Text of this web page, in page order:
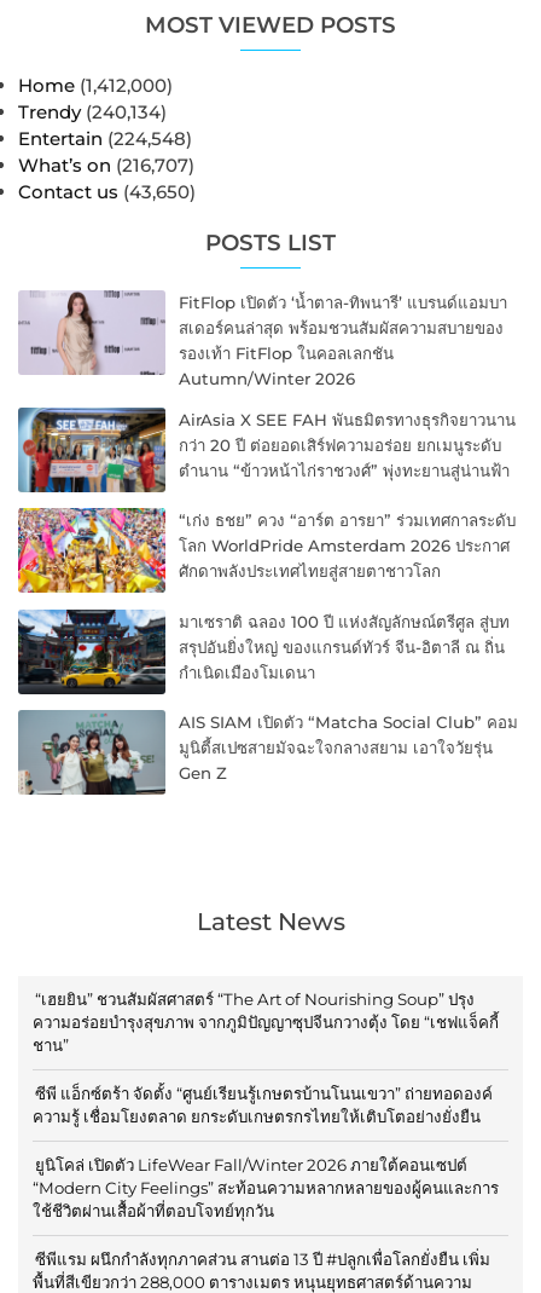
MOST VIEWED POSTS
Home (1,412,000)
Trendy (240,134)
Entertain (224,548)
What’s on (216,707)
Contact us (43,650)
POSTS LIST
FitFlop เปิดตัว ‘น้ำตาล-ทิพนารี’ แบรนด์แอมบา
สเดอร์คนล่าสุด พร้อมชวนสัมผัสความสบายของ
รองเท้า FitFlop ในคอลเลกชัน
Autumn/Winter 2026
AirAsia X SEE FAH พันธมิตรทางธุรกิจยาวนาน
กว่า 20 ปี ต่อยอดเสิร์ฟความอร่อย ยกเมนูระดับ
ตำนาน “ข้าวหน้าไก่ราชวงศ์” พุ่งทะยานสู่น่านฟ้า
“เก่ง ธชย” ควง “อาร์ต อารยา” ร่วมเทศกาลระดับ
โลก WorldPride Amsterdam 2026 ประกาศ
ศักดาพลังประเทศไทยสู่สายตาชาวโลก
มาเซราติ ฉลอง 100 ปี แห่งสัญลักษณ์ตรีศูล สู่บท
สรุปอันยิ่งใหญ่ ของแกรนด์ทัวร์ จีน-อิตาลี ณ ถิ่น
กำเนิดเมืองโมเดนา
AIS SIAM เปิดตัว “Matcha Social Club” คอม
มูนิตี้สเปซสายมัจฉะใจกลางสยาม เอาใจวัยรุ่น
Gen Z
Latest News
“เฮยยิน” ชวนสัมผัสศาสตร์ “The Art of Nourishing Soup” ปรุง
ความอร่อยบำรุงสุขภาพ จากภูมิปัญญาซุปจีนกวางตุ้ง โดย “เชฟแจ็คกี้
ชาน”
ซีพี แอ็กซ์ตร้า จัดตั้ง “ศูนย์เรียนรู้เกษตรบ้านโนนเขวา” ถ่ายทอดองค์
ความรู้ เชื่อมโยงตลาด ยกระดับเกษตรกรไทยให้เติบโตอย่างยั่งยืน
ยูนิโคล่ เปิดตัว LifeWear Fall/Winter 2026 ภายใต้คอนเซปต์
“Modern City Feelings” สะท้อนความหลากหลายของผู้คนและการ
ใช้ชีวิตผ่านเสื้อผ้าที่ตอบโจทย์ทุกวัน
ซีพีแรม ผนึกกำลังทุกภาคส่วน สานต่อ 13 ปี #ปลูกเพื่อโลกยั่งยืน เพิ่ม
พื้นที่สีเขียวกว่า 288,000 ตารางเมตร หนุนยุทธศาสตร์ด้านความ